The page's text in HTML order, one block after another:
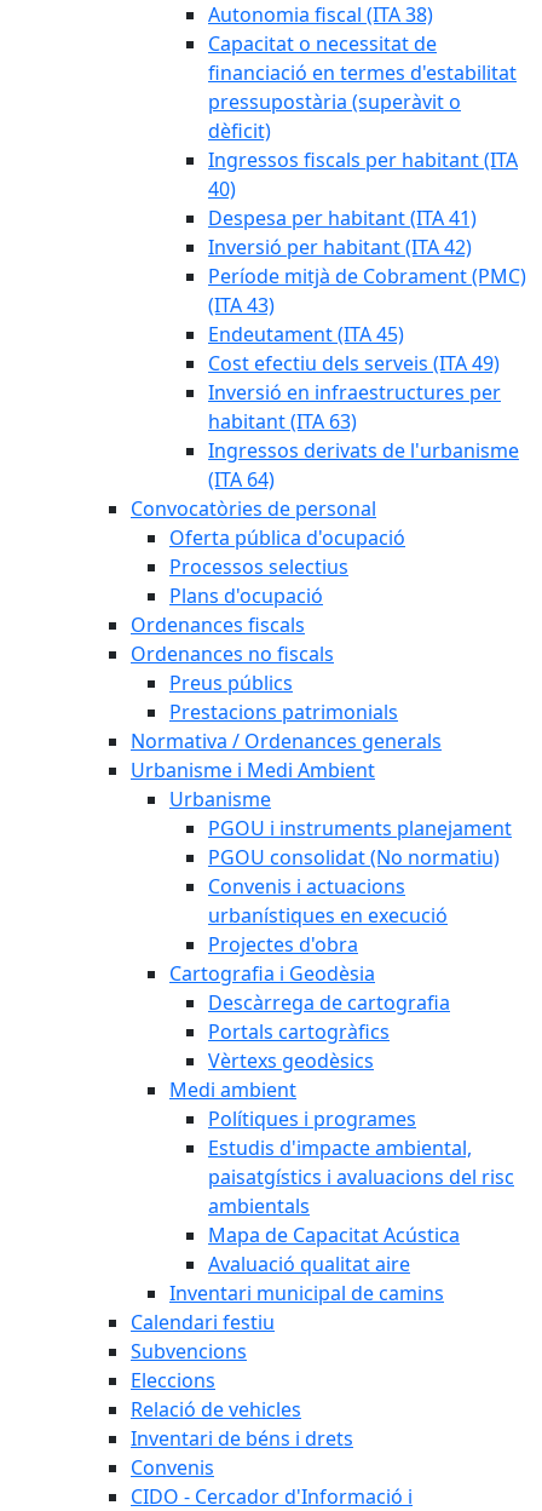
Autonomia fiscal (ITA 38)
Capacitat o necessitat de
financiació en termes d'estabilitat
pressupostària (superàvit o
dèficit)
Ingressos fiscals per habitant (ITA
40)
Despesa per habitant (ITA 41)
Inversió per habitant (ITA 42)
Període mitjà de Cobrament (PMC)
(ITA 43)
Endeutament (ITA 45)
Cost efectiu dels serveis (ITA 49)
Inversió en infraestructures per
habitant (ITA 63)
Ingressos derivats de l'urbanisme
(ITA 64)
Convocatòries de personal
Oferta pública d'ocupació
Processos selectius
Plans d'ocupació
Ordenances fiscals
Ordenances no fiscals
Preus públics
Prestacions patrimonials
Normativa / Ordenances generals
Urbanisme i Medi Ambient
Urbanisme
PGOU i instruments planejament
PGOU consolidat (No normatiu)
Convenis i actuacions
urbanístiques en execució
Projectes d'obra
Cartografia i Geodèsia
Descàrrega de cartografia
Portals cartogràfics
Vèrtexs geodèsics
Medi ambient
Polítiques i programes
Estudis d'impacte ambiental,
paisatgístics i avaluacions del risc
ambientals
Mapa de Capacitat Acústica
Avaluació qualitat aire
Inventari municipal de camins
Calendari festiu
Subvencions
Eleccions
Relació de vehicles
Inventari de béns i drets
Convenis
CIDO - Cercador d'Informació i